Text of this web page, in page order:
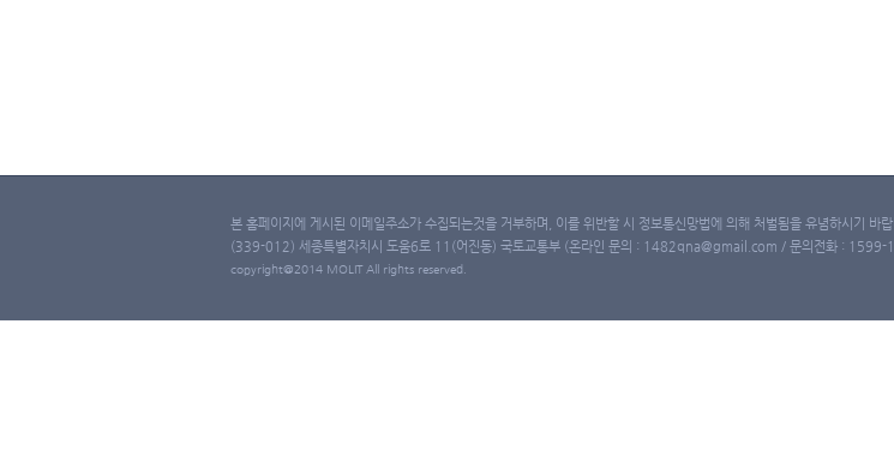
본 홈페이지에 게시된 이메일주소가 수집되는것을 거부하며, 이를 위반할 시 정보통신망법에 의해 처벌됨을 유념하시기 바랍
(339-012) 세종특별자치시 도움6로 11(어진동) 국토교통부 (온라인 문의 : 1482qna@gmail.com / 문의전화 : 1599-
copyright@2014 MOLIT All rights reserved.